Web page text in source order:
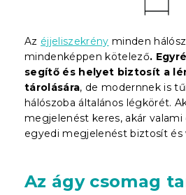
Az éjjeliszekrény minden
mindenképpen kötelező.
segítő és helyet biztosít a
tárolására, de modernnek is
hálószoba általános légkörét.
megjelenést keres, akár
egyedi megjelenést biztosít és
Az ágy csomag